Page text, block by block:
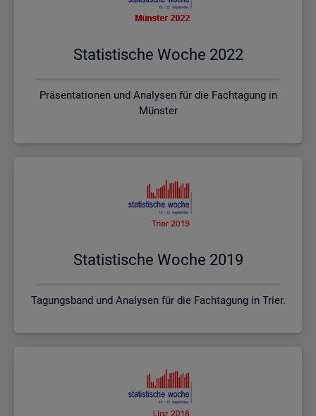
Sta­tis­ti­sche Woche 2022
Präsentationen und Analysen für die Fachtagung in
Münster
Sta­tis­ti­sche Woche 2019
Tagungsband und Analysen für die Fachtagung in Trier.